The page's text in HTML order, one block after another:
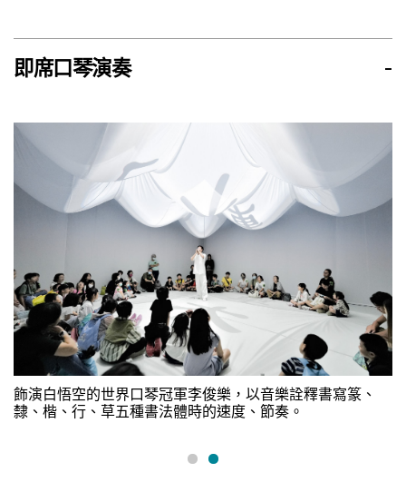
即席口琴演奏 -
飾演白悟空的世界口琴冠軍李俊樂，以音樂詮釋書寫篆、
隸、楷、行、草五種書法體時的速度、節奏。